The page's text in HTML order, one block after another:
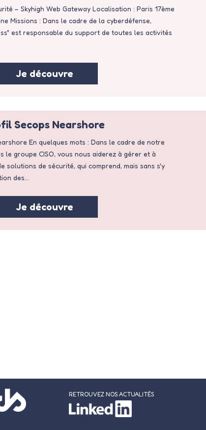
– Skyhigh Web Gateway Localisation : Paris 17ème
Missions : Dans le cadre de la cyberdéfense,
est responsable du support de toutes les activités
Je découvre
Secops Nearshore
En quelques mots : Dans le cadre de notre
le groupe CISO, vous nous aiderez à gérer et à
solutions de sécurité, qui comprend, mais sans s'y
des…
Je découvre
RETROUVEZ NOS ACTUALITÉS